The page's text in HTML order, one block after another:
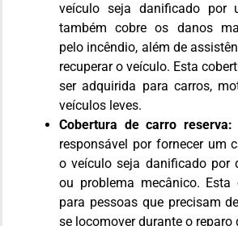
veículo seja danificado por
também cobre os danos
pelo incêndio, além de
recuperar o veículo. Esta
ser adquirida para carros,
veículos leves.
Cobertura de carro reserva:
responsável por fornecer um
o veículo seja danificado por
ou problema mecânico. Esta
para pessoas que precisam
se locomover durante o reparo